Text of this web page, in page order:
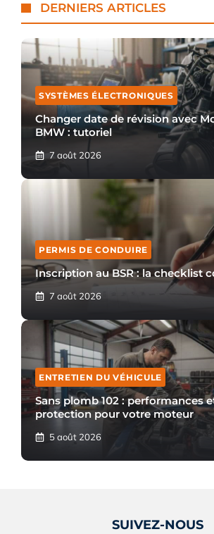
DERNIERS ARTICLES
SYSTÈMES ÉLECTRONIQUES
Changer date de révision avec
BMW : tutoriel
7 août 2026
PERMIS DE CONDUIRE
Inscription au BSR : la checklist
7 août 2026
ENTRETIEN DU VÉHICULE
Sans plomb 102 : performances
protection pour votre moteur
5 août 2026
SUIVEZ-NOUS